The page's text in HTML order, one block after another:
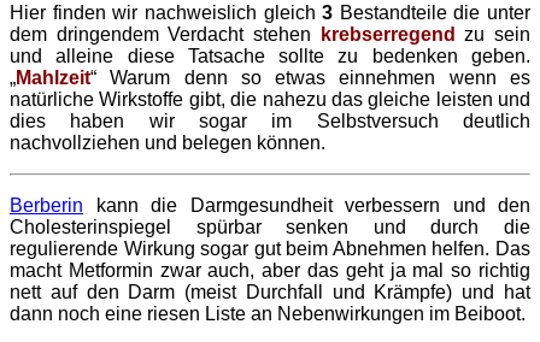
Hier finden wir nachweislich gleich3 Bestandteile die unter
dem dringendem Verdacht stehen
krebserregend zu sein
und alleine diese Tatsache sollte zu bedenken geben.
„Mahlzeit“ Warum denn so etwas einnehmen wenn es
natürliche Wirkstoffe gibt, die nahezu das gleiche leisten und
dies haben wir sogar im Selbstversuch deutlich
nachvollziehen und belegen können.
Berberin kann die Darmgesundheit verbessern und den
Cholesterinspiegel spürbar senken und durch die
regulierende Wirkung sogar gut beim Abnehmen helfen. Das
macht Metformin zwar auch, aber das geht ja mal so richtig
nett auf den Darm (meist Durchfall und Krämpfe) und hat
dann noch eine riesen Liste an Nebenwirkungen im Beiboot.